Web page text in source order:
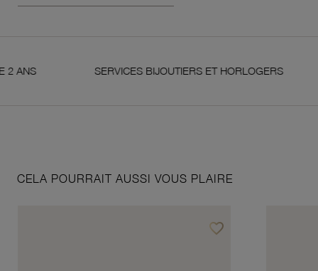
SERVICES BIJOUTIERS ET HORLOGERS
CELA POURRAIT AUSSI VOUS PLAIRE
favorite_borderAjouter à vos favoris